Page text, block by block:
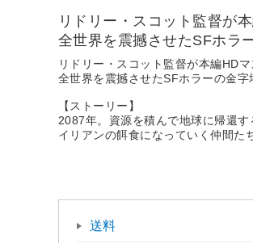
リドリー・スコット監督が
全世界を震撼させたSFホラ
リドリー・スコット監督が本編HDマ
全世界を震撼させたSFホラーの金字
【ストーリー】
2087年。資源を積んで地球に帰還
イリアンの餌食になっていく仲間
送料